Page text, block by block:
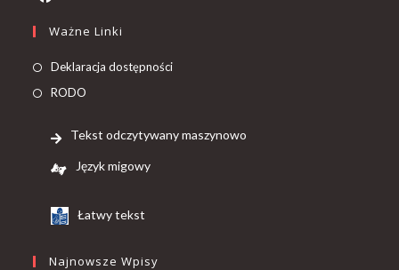
Ważne Linki
Deklaracja dostępności
RODO
Tekst odczytywany maszynowo
Język migowy
Łatwy tekst
Najnowsze Wpisy